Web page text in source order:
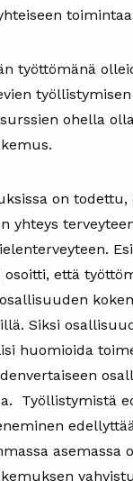
työttömänä
työllistymisen
ohella
on todettu,
yhteys
että
Siksi
huomioida
Työllistymistä
asemassa